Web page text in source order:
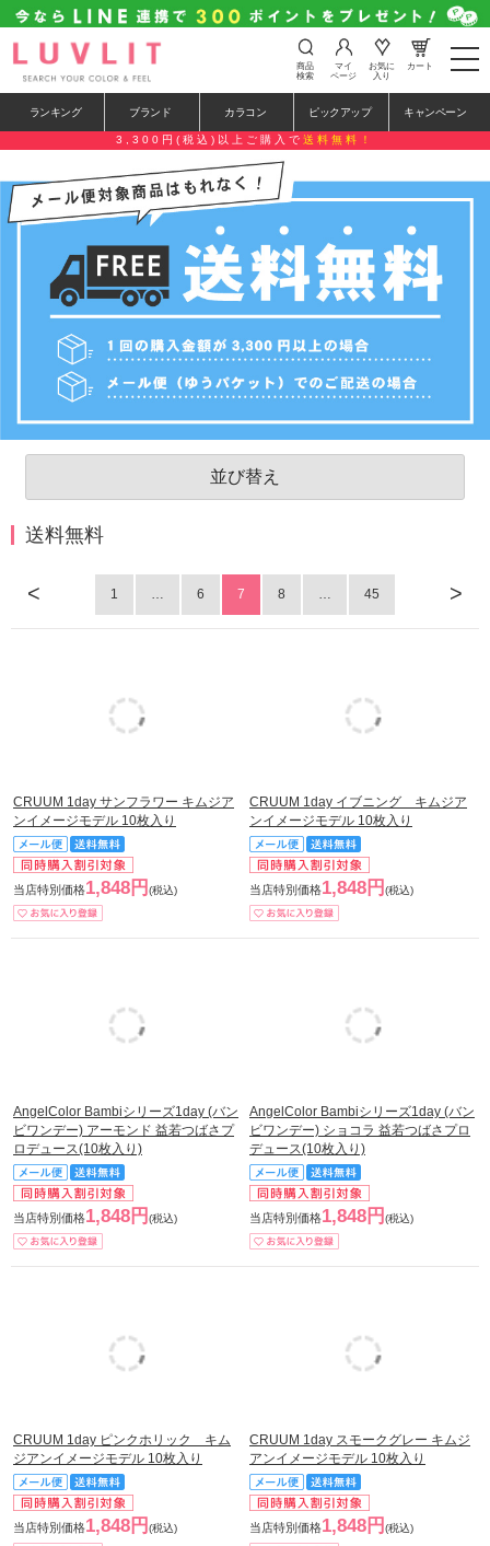
t
o
e
n
v
i
商品
検索
マイ
ページ
お気に
入り
カート
ランキング ブランド カラコン ピックアップ キャンペーン
3,300円(税込)以上ご購入で 送料無料！
並び替え
送料無料
< >
1 … 6 7 8 … 45
CRUUM 1day サンフラワー キムジア
ンイメージモデル 10枚入り
当店特別価格1,848円 (税込)
CRUUM 1day イブニング キムジア
ンイメージモデル 10枚入り
当店特別価格1,848円 (税込)
AngelColor Bambiシリーズ1day (バン
ビワンデー) アーモンド 益若つばさプ
ロデュース(10枚入り)
当店特別価格1,848円 (税込)
AngelColor Bambiシリーズ1day (バン
ビワンデー) ショコラ 益若つばさプロ
デュース(10枚入り)
当店特別価格1,848円 (税込)
CRUUM 1day ピンクホリック キム
ジアンイメージモデル 10枚入り
当店特別価格1,848円 (税込)
CRUUM 1day スモークグレー キムジ
アンイメージモデル 10枚入り
当店特別価格1,848円 (税込)